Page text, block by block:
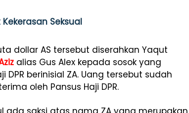
Seksual
dollar AS tersebut diserahkan Yaqut
alias Gus Alex kepada sosok yang
berinisial ZA. Uang tersebut sudah
oleh Pansus Haji DPR.